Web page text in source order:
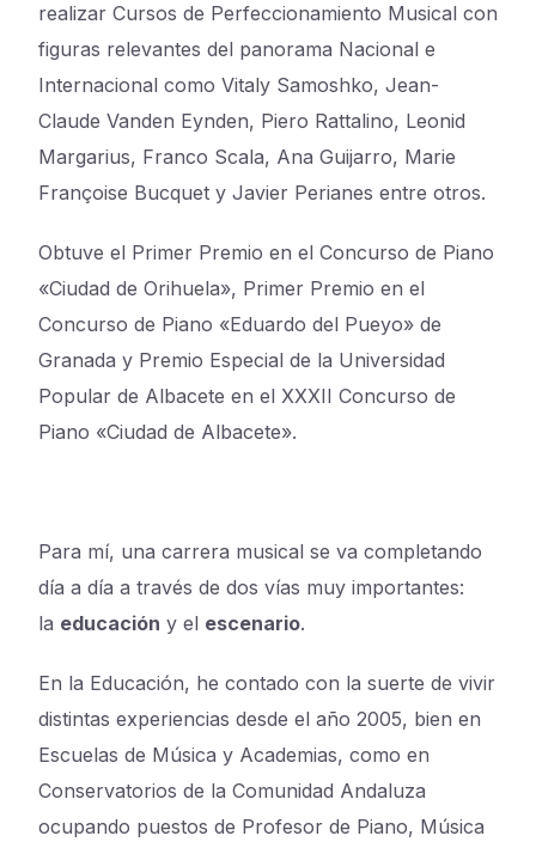
realizar Cursos de Perfeccionamiento Musical con
figuras relevantes del panorama Nacional e
Internacional como Vitaly Samoshko, Jean-
Claude Vanden Eynden, Piero Rattalino, Leonid
Margarius, Franco Scala, Ana Guijarro, Marie
Françoise Bucquet y Javier Perianes entre otros.
Obtuve el Primer Premio en el Concurso de Piano
«Ciudad de Orihuela», Primer Premio en el
Concurso de Piano «Eduardo del Pueyo» de
Granada y Premio Especial de la Universidad
Popular de Albacete en el XXXII Concurso de
Piano «Ciudad de Albacete».
Para mí, una carrera musical se va completando
día a día a través de dos vías muy importantes:
la educación y el escenario.
En la Educación, he contado con la suerte de vivir
distintas experiencias desde el año 2005, bien en
Escuelas de Música y Academias, como en
Conservatorios de la Comunidad Andaluza
ocupando puestos de Profesor de Piano, Música